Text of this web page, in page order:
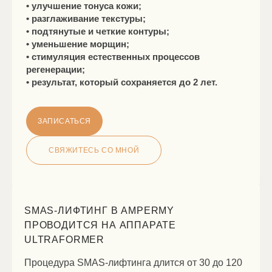
• улучшение тонуса кожи;
• разглаживание текстуры;
• подтянутые и четкие контуры;
• уменьшение морщин;
• стимуляция естественных процессов
регенерации;
• результат, который сохраняется до 2 лет.
ЗАПИСАТЬСЯ
СВЯЖИТЕСЬ СО МНОЙ
SMAS-ЛИФТИНГ В AMPERMY
ПРОВОДИТСЯ НА АППАРАТЕ
ULTRAFORMER
Процедура SMAS-лифтинга длится от 30 до 120